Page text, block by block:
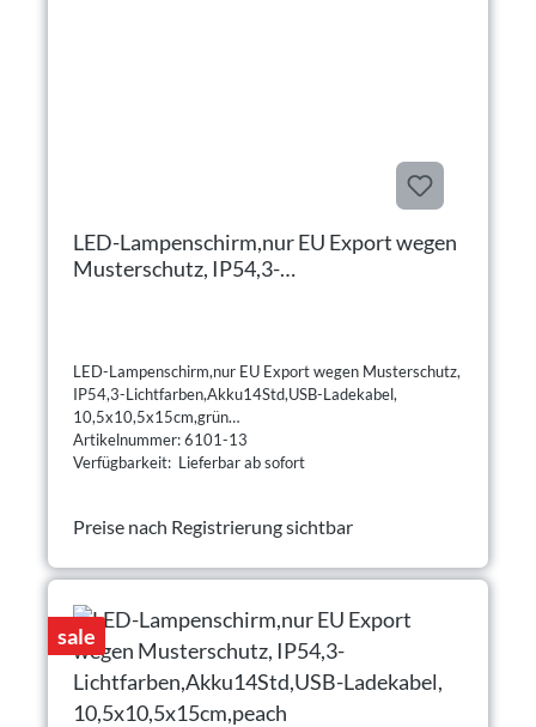
LED-Lampenschirm,nur EU Export wegen
Musterschutz, IP54,3-
LED-Lampenschirm,nur EU Export wegen Musterschutz,
IP54,3-Lichtfarben,Akku14Std,USB-Ladekabel,
10,5x10,5x15cm,grün
Artikelnummer: 6101-13
Verfügbarkeit: Lieferbar ab sofort
Preise nach Registrierung sichtbar
sale